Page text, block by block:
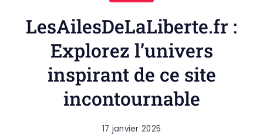
LesAilesDeLaLiberte.fr :
Explorez l’univers
inspirant de ce site
incontournable
17 janvier 2025